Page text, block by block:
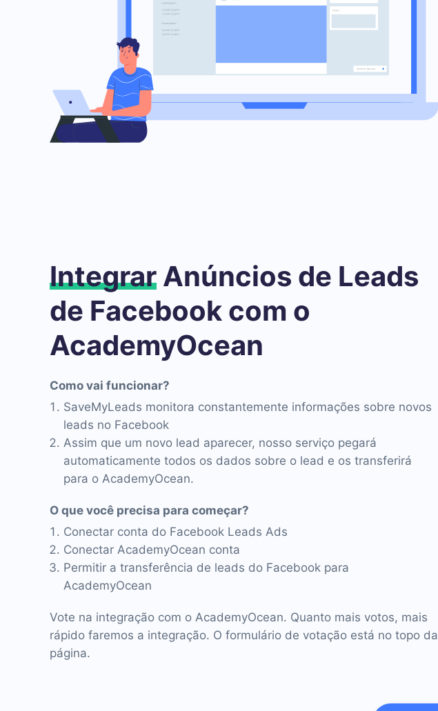
Integrar Anúncios de Leads
de Facebook com o
AcademyOcean
Como vai funcionar?
SaveMyLeads monitora constantemente informações sobre novos
leads no Facebook
Assim que um novo lead aparecer, nosso serviço pegará
automaticamente todos os dados sobre o lead e os transferirá
para o AcademyOcean.
O que você precisa para começar?
Conectar conta do Facebook Leads Ads
Conectar AcademyOcean conta
Permitir a transferência de leads do Facebook para
AcademyOcean
Vote na integração com o AcademyOcean. Quanto mais votos, mais
rápido faremos a integração. O formulário de votação está no topo da
página.